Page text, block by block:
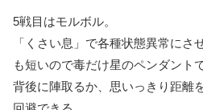
5戦目はモルボル。
「くさい息」で各種状態異常にさ
も短いので毒だけ星のペンダント
背後に陣取るか、思いっきり距離